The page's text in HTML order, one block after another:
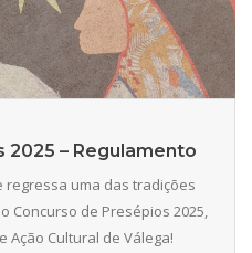
2025 – Regulamento
regressa uma das tradições
Concurso de Presépios 2025,
Ação Cultural de Válega!